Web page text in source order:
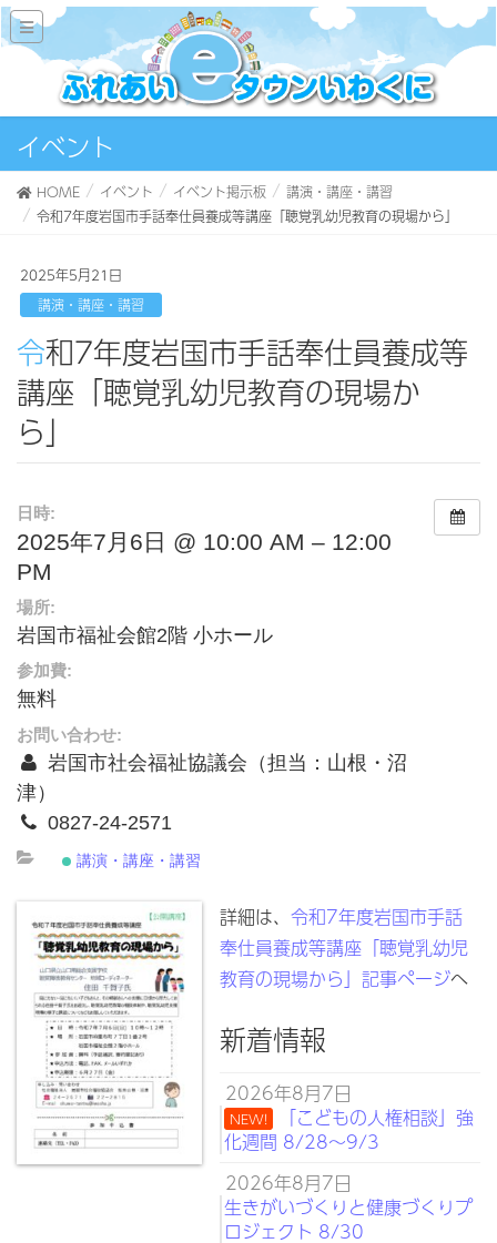
イベント
HOME イベント イベント掲示板
講演・講座・講習
令和7年度岩国市手話奉仕員養成等講座「聴覚乳幼児教育の現場から」
2025年5月21日
講演・講座・講習
令和7年度岩国市手話奉仕員養成等
講座「聴覚乳幼児教育の現場か
ら」
日時:
2025年7月6日 @ 10:00 AM – 12:00
PM
場所:
岩国市福祉会館2階 小ホール
参加費:
無料
お問い合わせ:
岩国市社会福祉協議会（担当：山根・沼
津）
0827-24-2571
講演・講座・講習
詳細は、令和7年度岩国市手話
奉仕員養成等講座「聴覚乳幼児
教育の現場から」記事ページへ
新着情報
2026年8月7日
NEW!
「こどもの人権相談」強
化週間 8/28～9/3
2026年8月7日
生きがいづくりと健康づくりプ
ロジェクト 8/30